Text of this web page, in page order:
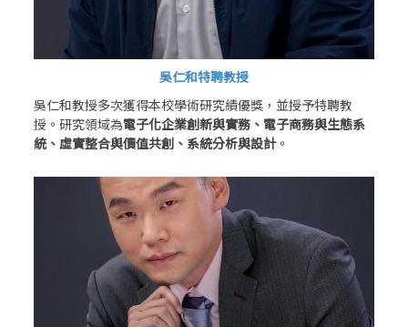
吳仁和特聘教授
吳仁和教授多次獲得本校學術研究績優獎，並授予特聘教
授。研究領域為電子化企業創新與實務、電子商務與生態系
統、虛實整合與價值共創、系統分析與設計。